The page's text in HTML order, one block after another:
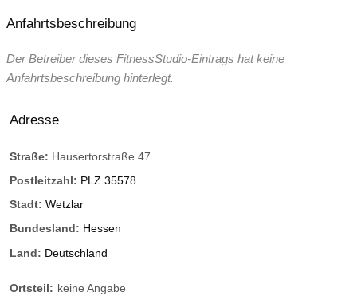
Anfahrtsbeschreibung
Der Betreiber dieses FitnessStudio-Eintrags hat keine
Anfahrtsbeschreibung hinterlegt.
Adresse
Straße: Hausertorstraße 47
Postleitzahl: PLZ 35578
Stadt: Wetzlar
Bundesland: Hessen
Land: Deutschland
Ortsteil: keine Angabe